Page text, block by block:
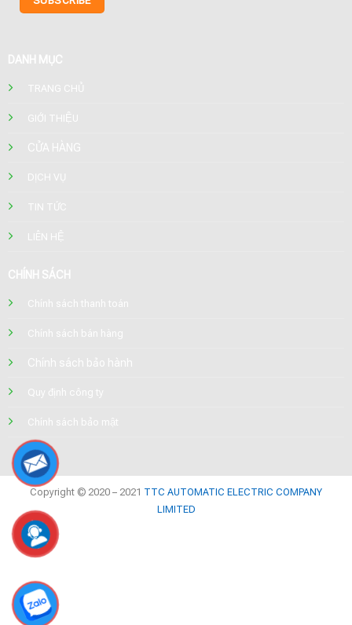
DANH MỤC
TRANG CHỦ
GIỚI THIỆU
CỬA HÀNG
DỊCH VỤ
TIN TỨC
LIÊN HỆ
CHÍNH SÁCH
Chính sách thanh toán
Chính sách bán hàng
Chính sách bảo hành
Quy định công ty
Chính sách bảo mật
Copyright © 2020 – 2021 TTC AUTOMATIC ELECTRIC COMPANY
LIMITED